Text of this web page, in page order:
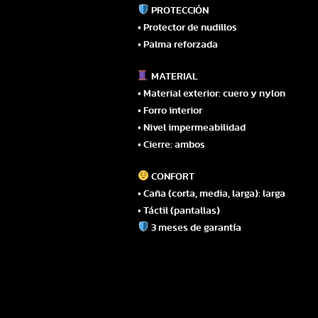
PROTECCIÓN
• Protector de nudillos
• Palma reforzada
MATERIAL
• Material exterior: cuero y nylon
• Forro interior
• Nivel impermeabilidad
• Cierre: ambos
CONFORT
• Caña (corta, media, larga): larga
• Táctil (pantallas)
3 meses de garantía